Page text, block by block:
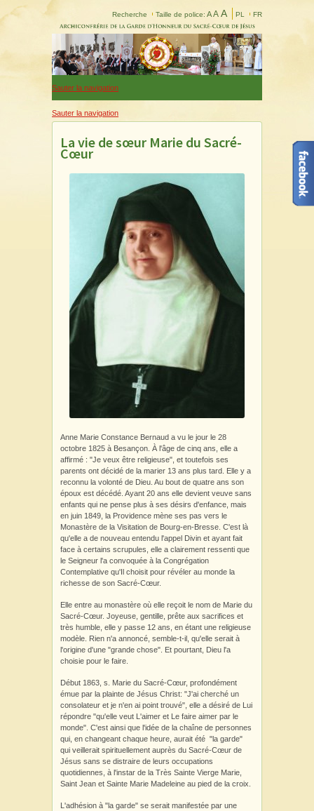
Recherche Taille de police: A A A PL FR
Sauter la navigation
Sauter la navigation
La vie de sœur Marie du Sacré-
Cœur
Anne Marie Constance Bernaud a vu le jour le 28
octobre 1825 à Besançon. À l'âge de cinq ans, elle a
affirmé : "Je veux être religieuse", et toutefois ses
parents ont décidé de la marier 13 ans plus tard. Elle y a
reconnu la volonté de Dieu. Au bout de quatre ans son
époux est décédé. Ayant 20 ans elle devient veuve sans
enfants qui ne pense plus à ses désirs d'enfance, mais
en juin 1849, la Providence mène ses pas vers le
Monastère de la Visitation de Bourg-en-Bresse. C'est là
qu'elle a de nouveau entendu l'appel Divin et ayant fait
face à certains scrupules, elle a clairement ressenti que
le Seigneur l'a convoquée à la Congrégation
Contemplative qu'Il choisit pour révéler au monde la
richesse de son Sacré-Cœur.
Elle entre au monastère où elle reçoit le nom de Marie du
Sacré-Cœur. Joyeuse, gentille, prête aux sacrifices et
très humble, elle y passe 12 ans, en étant une religieuse
modèle. Rien n'a annoncé, semble-t-il, qu'elle serait à
l'origine d'une "grande chose". Et pourtant, Dieu l'a
choisie pour le faire.
Début 1863, s. Marie du Sacré-Cœur, profondément
émue par la plainte de Jésus Christ: "J'ai cherché un
consolateur et je n'en ai point trouvé", elle a désiré de Lui
répondre "qu'elle veut L'aimer et Le faire aimer par le
monde". C'est ainsi que l'idée de la chaîne de personnes
qui, en changeant chaque heure, aurait été "la garde"
qui veillerait spirituellement auprès du Sacré-Cœur de
Jésus sans se distraire de leurs occupations
quotidiennes, à l'instar de la Très Sainte Vierge Marie,
Saint Jean et Sainte Marie Madeleine au pied de la croix.
L'adhésion à "la garde" se serait manifestée par une